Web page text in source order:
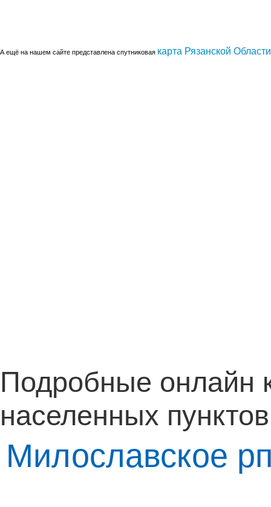
А ещё на нашем сайте представлена спутниковая карта Рязанской Области
Подробные онлайн
населенных
Милославское